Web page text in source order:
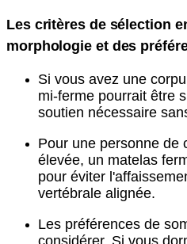
Les critères de sélection
morphologie et des
Si vous avez une
mi-ferme pourrait être
soutien nécessaire
Pour une personne de
élevée, un matelas
pour éviter
vertébrale alignée.
Les préférences de
considérer. Si vous